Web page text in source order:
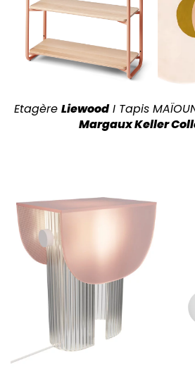
Etagère LiewoodI Tapis
Margaux Keller